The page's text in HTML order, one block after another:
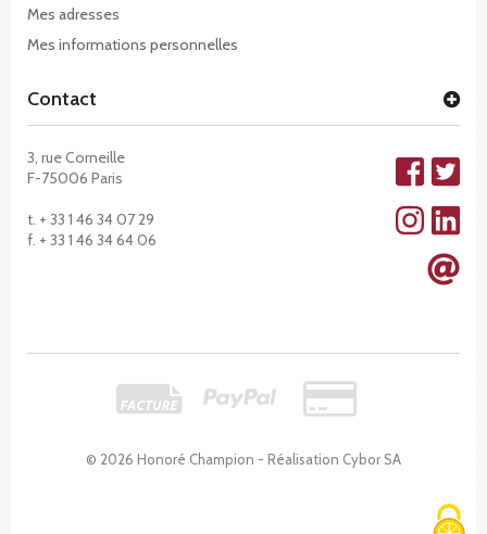
© 2026 Honoré Champion - Réalisation Cybor SA
Mes adresses
Mes informations personnelles
Contact
3, rue Corneille
F-75006 Paris
t. + 33 1 46 34 07 29
f. + 33 1 46 34 64 06